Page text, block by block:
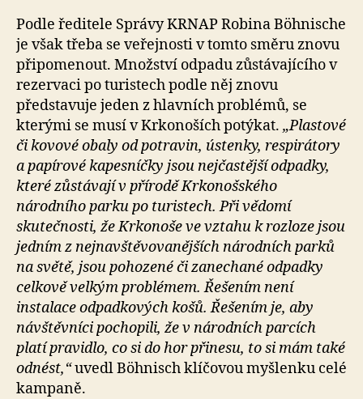
Podle ředitele Správy KRNAP Robina Böhnische
je však třeba se veřejnosti v tomto směru znovu
připomenout. Množství odpadu zůstávajícího v
rezervaci po turistech podle něj znovu
představuje jeden z hlavních problémů, se
kterými se musí v Krkonoších potýkat. „Plastové
či kovové obaly od potravin, ústenky, respirátory
a papírové kapesníčky jsou nejčastější odpadky,
které zůstávají v přírodě Krkonošského
národního parku po turistech. Při vědomí
skutečnosti, že Krkonoše ve vztahu k rozloze jsou
jedním z nejnavštěvovanějších národních parků
na světě, jsou pohozené či zanechané odpadky
celkově velkým problémem. Řešením není
instalace odpadkových košů. Řešením je, aby
návštěvníci pochopili, že v národních parcích
platí pravidlo, co si do hor přinesu, to si mám také
odnést,“uvedl Böhnisch klíčovou myšlenku celé
kampaně.